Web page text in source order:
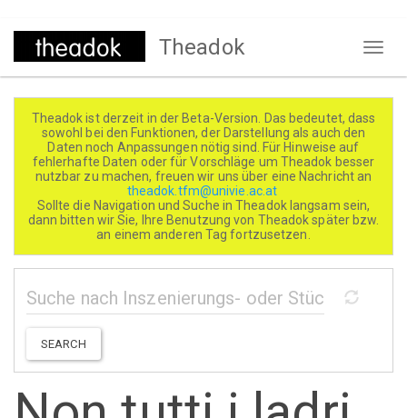
Direkt
Theadok
Theadok ist derzeit in der Beta-Version. Das bedeutet, dass
sowohl bei den Funktionen, der Darstellung als auch den
Daten noch Anpassungen nötig sind. Für Hinweise auf
fehlerhafte Daten oder für Vorschläge um Theadok besser
nutzbar zu machen, freuen wir uns über eine Nachricht an
theadok.tfm@univie.ac.at
Sollte die Navigation und Suche in Theadok langsam sein,
dann bitten wir Sie, Ihre Benutzung von Theadok später bzw.
an einem anderen Tag fortzusetzen.
SEARCH